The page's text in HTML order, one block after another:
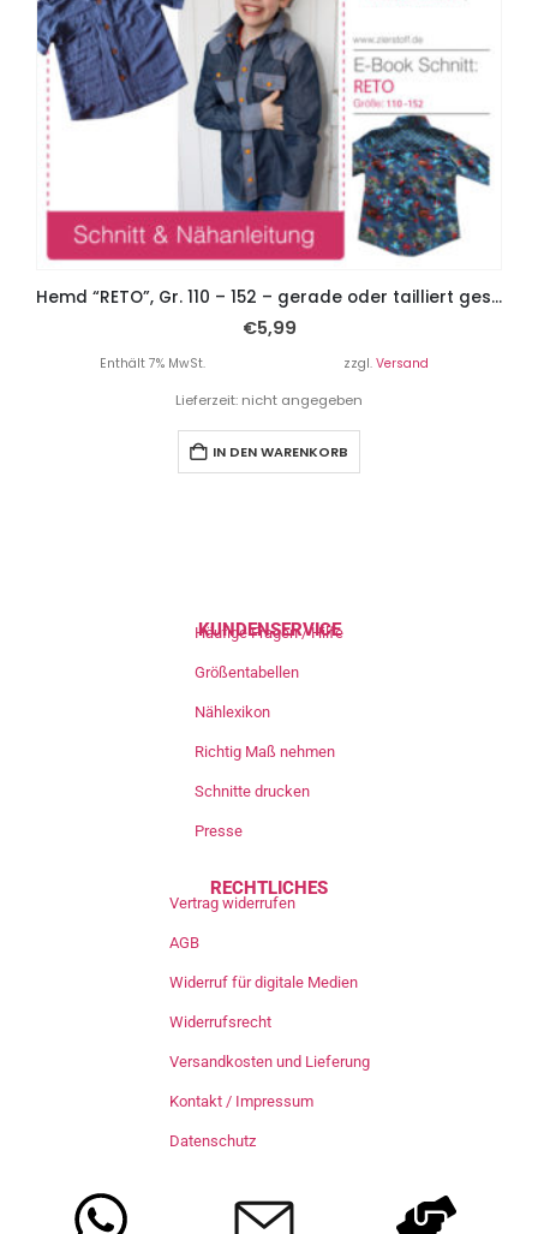
Hemd “RETO”, Gr. 110 – 152 – gerade oder tailliert geschnitten
€5,99
Enthält 7% MwSt. zzgl. Versand
Lieferzeit: nicht angegeben
IN DEN WARENKORB
KUNDENSERVICE
Häufige Fragen / Hilfe
Größentabellen
Nählexikon
Richtig Maß nehmen
Schnitte drucken
Presse
RECHTLICHES
Vertrag widerrufen
AGB
Widerruf für digitale Medien
Widerrufsrecht
Versandkosten und Lieferung
Kontakt / Impressum
Datenschutz